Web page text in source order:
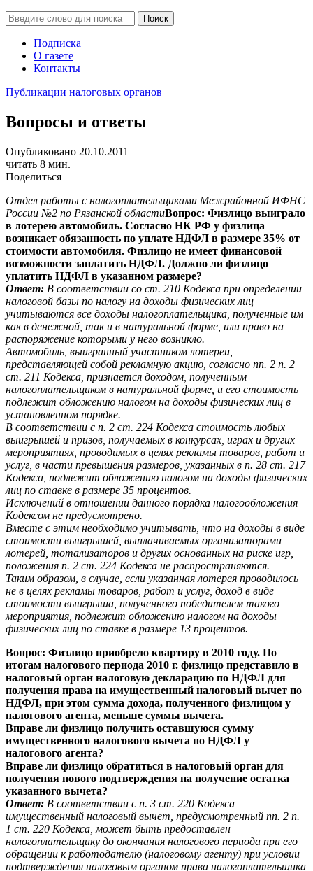
Подписка
О газете
Контакты
Публикации налоговых органов
Вопросы и ответы
Опубликовано 20.10.2011
читать 8 мин.
Поделиться
Отдел работы с налогоплательщиками Межрайонной ИФНС
России №2 по Рязанской областиВопрос: Физлицо выиграло
в лотерею автомобиль. Согласно НК РФ у физлица
возникает обязанность по уплате НДФЛ в размере 35% от
стоимости автомобиля. Физлицо не имеет финансовой
возможности заплатить НДФЛ. Должно ли физлицо
уплатить НДФЛ в указанном размере?
Ответ: В соответствии со ст. 210 Кодекса при определении
налоговой базы по налогу на доходы физических лиц
учитываются все доходы налогоплательщика, полученные им
как в денежной, так и в натуральной форме, или право на
распоряжение которыми у него возникло.
Автомобиль, выигранный участником лотереи,
представляющей собой рекламную акцию, согласно пп. 2 п. 2
ст. 211 Кодекса, признается доходом, полученным
налогоплательщиком в натуральной форме, и его стоимость
подлежит обложению налогом на доходы физических лиц в
установленном порядке.
В соответствии с п. 2 ст. 224 Кодекса стоимость любых
выигрышей и призов, получаемых в конкурсах, играх и других
мероприятиях, проводимых в целях рекламы товаров, работ и
услуг, в части превышения размеров, указанных в п. 28 ст. 217
Кодекса, подлежит обложению налогом на доходы физических
лиц по ставке в размере 35 процентов.
Исключений в отношении данного порядка налогообложения
Кодексом не предусмотрено.
Вместе с этим необходимо учитывать, что на доходы в виде
стоимости выигрышей, выплачиваемых организаторами
лотерей, тотализаторов и других основанных на риске игр,
положения п. 2 ст. 224 Кодекса не распространяются.
Таким образом, в случае, если указанная лотерея проводилось
не в целях рекламы товаров, работ и услуг, доход в виде
стоимости выигрыша, полученного победителем такого
мероприятия, подлежит обложению налогом на доходы
физических лиц по ставке в размере 13 процентов.
Вопрос: Физлицо приобрело квартиру в 2010 году. По
итогам налогового периода 2010 г. физлицо представило в
налоговый орган налоговую декларацию по НДФЛ для
получения права на имущественный налоговый вычет по
НДФЛ, при этом сумма дохода, полученного физлицом у
налогового агента, меньше суммы вычета.
Вправе ли физлицо получить оставшуюся сумму
имущественного налогового вычета по НДФЛ у
налогового агента?
Вправе ли физлицо обратиться в налоговый орган для
получения нового подтверждения на получение остатка
указанного вычета?
Ответ: В соответствии с п. 3 ст. 220 Кодекса
имущественный налоговый вычет, предусмотренный пп. 2 п.
1 ст. 220 Кодекса, может быть предоставлен
налогоплательщику до окончания налогового периода при его
обращении к работодателю (налоговому агенту) при условии
подтверждения налоговым органом права налогоплательщика